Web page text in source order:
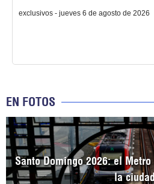
exclusivos - jueves 6 de agosto de 2026
EN FOTOS
Santo Domingo 2026: el
la